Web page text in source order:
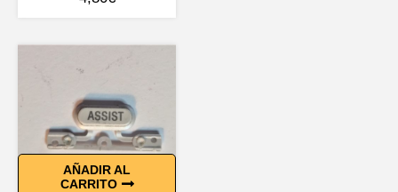
AÑADIR AL
CARRITO